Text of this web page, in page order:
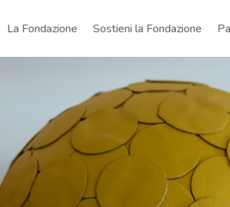
La Fondazione Sostieni la Fondazione